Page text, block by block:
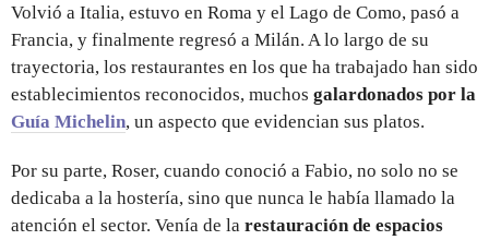
Volvió a Italia, estuvo en Roma y el Lago de Como, pasó a
Francia, y finalmente regresó a Milán. A lo largo de su
trayectoria, los restaurantes en los que ha trabajado han sido
establecimientos reconocidos, muchos galardonados por la
Guía Michelin, un aspecto que evidencian sus platos.
Por su parte, Roser, cuando conoció a Fabio, no solo no se
dedicaba a la hostería, sino que nunca le había llamado la
atención el sector. Venía de la restauración de espacios